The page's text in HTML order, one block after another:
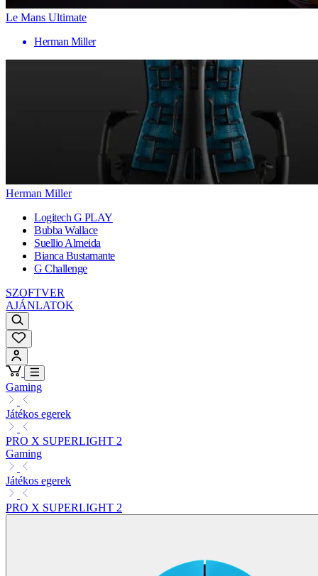
Le Mans Ultimate
Herman Miller
Herman Miller
Logitech G PLAY
Bubba Wallace
Suellio Almeida
Bianca Bustamante
G Challenge
SZOFTVER
AJÁNLATOK
Gaming
Játékos egerek
PRO X SUPERLIGHT 2
Gaming
Játékos egerek
PRO X SUPERLIGHT 2